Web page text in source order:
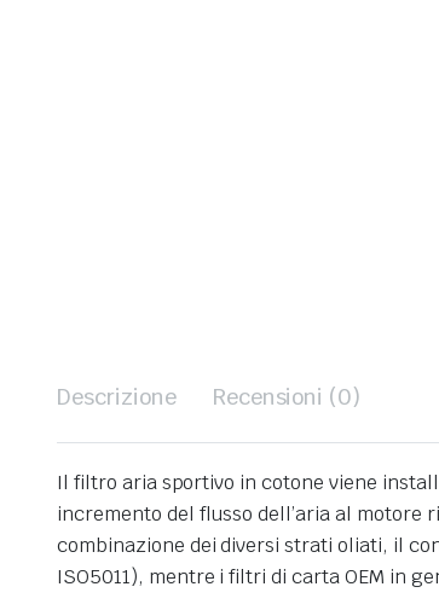
Descrizione Recensioni (0)
Il filtro aria sportivo in cotone viene
incremento del flusso dell’aria al
combinazione dei diversi strati oliati, il
ISO5011), mentre i filtri di carta OEM in